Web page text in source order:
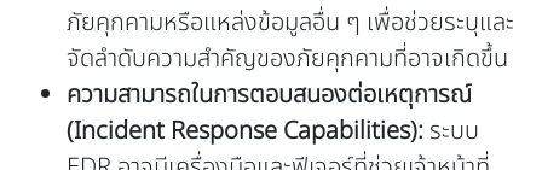
ภัยคุกคามหรือแหล่งข้อมูลอื่น ๆ เพื่อช่วยระบุและ
จัดลำดับความสำคัญของภัยคุกคามที่อาจเกิดขึ้น
ความสามารถในการตอบสนองต่อเหตุการณ์
(Incident Response Capabilities): ระบบ